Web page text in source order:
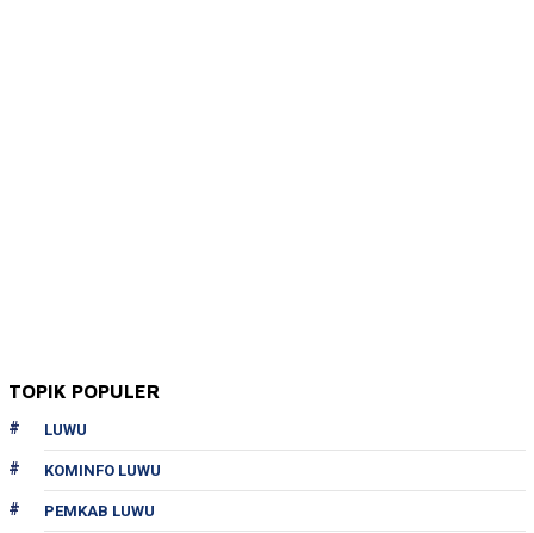
TOPIK POPULER
LUWU
KOMINFO LUWU
PEMKAB LUWU